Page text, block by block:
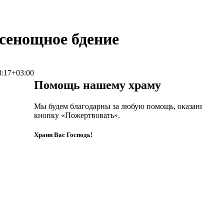
бдение
Помощь нашему храму
Мы будем благодарны за любую помощь,
кнопку «Пожертвовать».
Храни Вас Господь!